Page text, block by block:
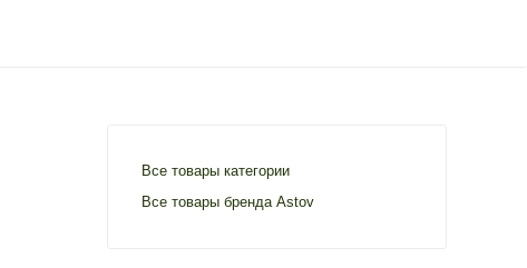
Все товары категории
Все товары бренда Astov